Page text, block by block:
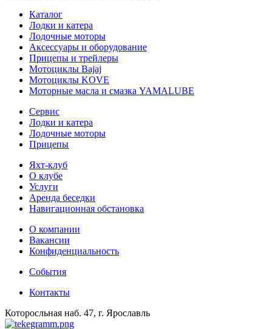
Каталог
Лодки и катера
Лодочные моторы
Аксессуары и оборудование
Прицепы и трейлеры
Мотоциклы Bajaj
Мотоциклы KOVE
Моторные масла и смазка YAMALUBE
Сервис
Лодки и катера
Лодочные моторы
Прицепы
Яхт-клуб
О клубе
Услуги
Аренда беседки
Навигационная обстановка
О компании
Вакансии
Конфиденциальность
События
Контакты
Которосльная наб. 47, г. Ярославль